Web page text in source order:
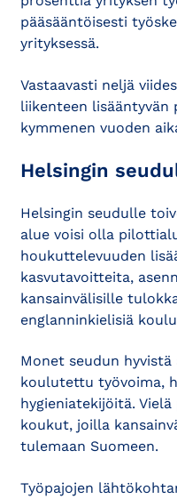
pääsääntöisesti
yrityksessä.
Vastaavasti neljä
liikenteen lisääntyvän
kymmenen vuoden
Helsingin
Helsingin seudulle
alue voisi olla
houkuttelevuuden
kasvutavoitteita,
kansainvälisille
englanninkielisiä
Monet seudun
koulutettu työvoima,
hygieniatekijöitä.
koukut, joilla
tulemaan Suomeen.
Työpajojen